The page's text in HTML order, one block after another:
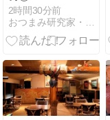
2時間30分前
おつまみ研究家・えりぷーのごはん日記♪♪